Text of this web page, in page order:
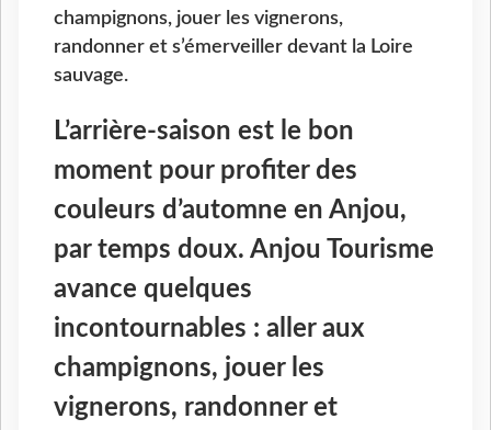
champignons, jouer les vignerons,
randonner et s’émerveiller devant la Loire
sauvage.
L’arrière-saison est le bon
moment pour profiter des
couleurs d’automne en Anjou,
par temps doux. Anjou Tourisme
avance quelques
incontournables : aller aux
champignons, jouer les
vignerons, randonner et